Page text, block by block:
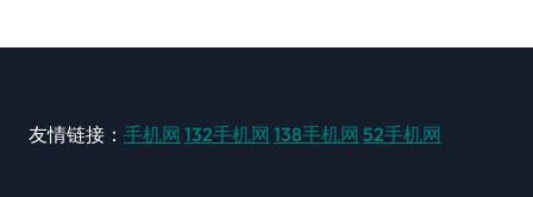
友情链接： 手机网 132手机网 138手机网 52手机网